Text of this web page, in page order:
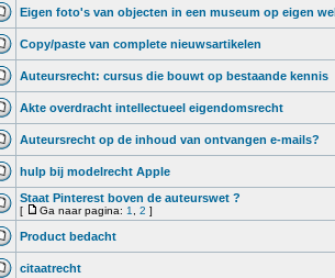
Eigen foto's van objecten in een museum op eigen
Copy/paste van complete nieuwsartikelen
Auteursrecht: cursus die bouwt op bestaande kennis
Akte overdracht intellectueel eigendomsrecht
Auteursrecht op de inhoud van ontvangen e-mails?
hulp bij modelrecht Apple
Staat Pinterest boven de auteurswet ?
[ Ga naar pagina: 1 2 ]
Product bedacht
citaatrecht